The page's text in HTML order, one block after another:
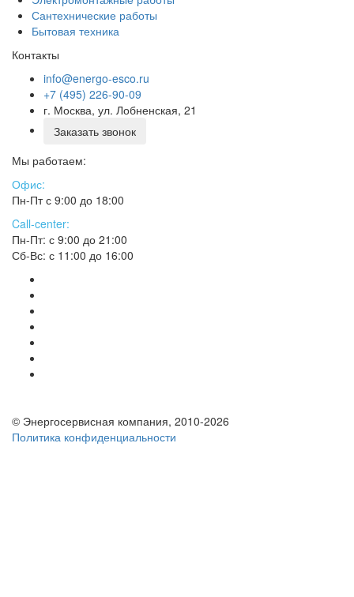
Сантехнические работы
Бытовая техника
Контакты
info@energo-esco.ru
+7 (495) 226-90-09
г. Москва, ул. Лобненская, 21
Заказать звонок
Мы работаем:
Офис:
Пн-Пт с 9:00 до 18:00
Call-center:
Пн-Пт: с 9:00 до 21:00
Сб-Вс: с 11:00 до 16:00
© Энергосервисная компания, 2010-2026
Политика конфиденциальности